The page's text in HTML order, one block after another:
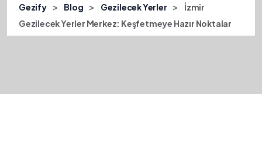
Gezify > Blog > Gezilecek Yerler >
İzmir
Gezilecek Yerler Merkez: Keşfetmeye Hazır Noktalar